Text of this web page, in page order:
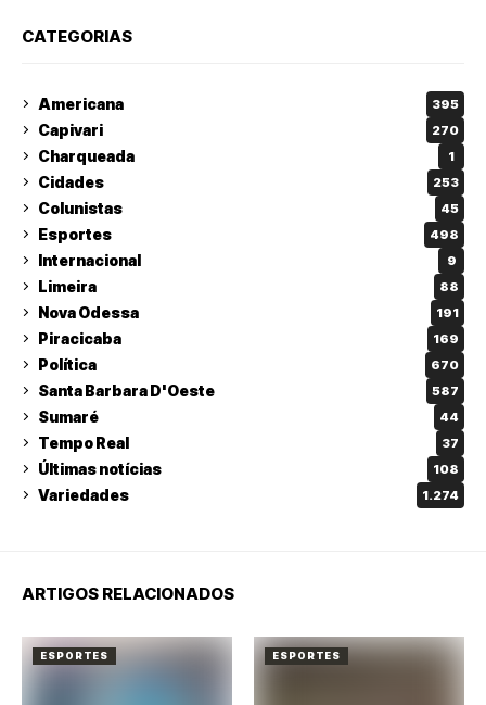
CATEGORIAS
Americana 395
Capivari 270
Charqueada 1
Cidades 253
Colunistas 45
Esportes 498
Internacional 9
Limeira 88
Nova Odessa 191
Piracicaba 169
Política 670
Santa Barbara D'Oeste 587
Sumaré 44
Tempo Real 37
Últimas notícias 108
Variedades 1.274
ARTIGOS RELACIONADOS
ESPORTES ESPORTES